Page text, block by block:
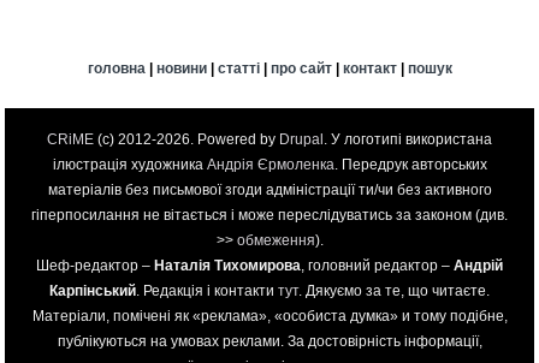
головна| новини| статті| про сайт| контакт| пошук
CRiME (c) 2012-2026. Powered by Drupal . У логотипі використана
ілюстрація художника Андрія Єрмоленка. Передрук авторських
матеріалів без письмової згоди адміністрації ти/чи без активного
гіперпосилання не вітається і може переслідуватись за законом (див.
>> обмеження).
Шеф-редактор – Наталія Тихомирова, головний редактор – Андрій
Карпінський. Редакція і контакти тут. Дякуємо за те, що читаєте.
Матеріали, помічені як «реклама», «особиста думка» и тому подібне,
публікуються на умовах реклами. За достовірність інформації,